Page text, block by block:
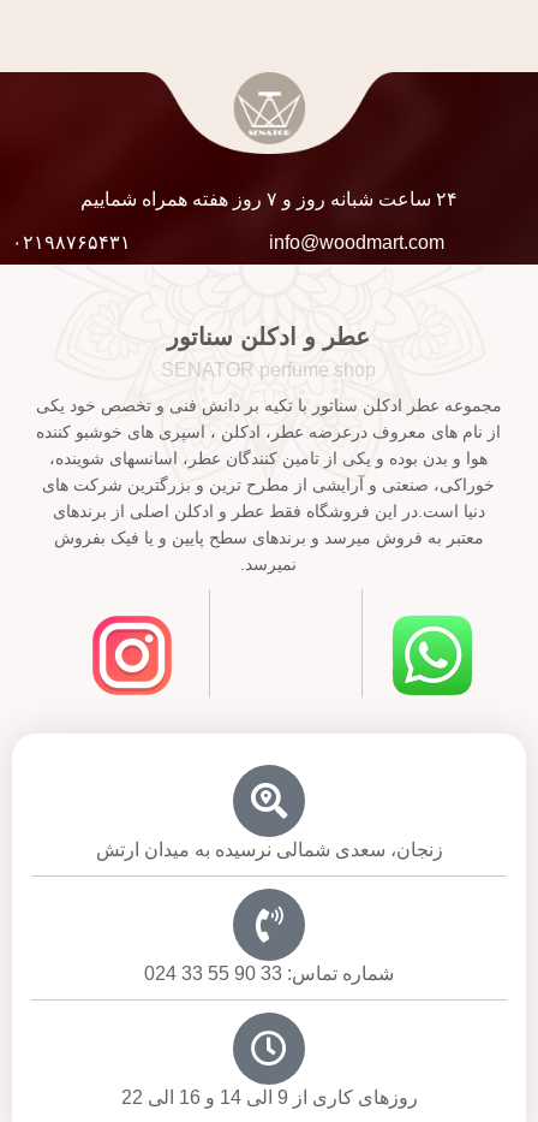
۲۴ ساعت شبانه روز و ۷ روز هفته همراه شماییم
info@woodmart.com ۰۲۱۹۸۷۶۵۴۳۱
عطر و ادکلن سناتور
SENATOR perfume shop
مجموعه عطر ادکلن سناتور با تکیه بر دانش فنی و تخصص خود یکی
از نام های معروف درعرضه عطر، ادکلن ، اسپری های خوشبو کننده
هوا و بدن بوده و یکی از تامین کنندگان عطر، اسانسهای شوینده،
خوراکی، صنعتی و آرایشی از مطرح ترین و بزرگترین شرکت های
دنیا است.در این فروشگاه فقط عطر و ادکلن اصلی از برندهای
معتبر به فروش میرسد و برندهای سطح پایین و یا فیک بفروش
نمیرسد.
زنجان، سعدی شمالی نرسیده به میدان ارتش
شماره تماس: 33 90 55 33 024
روزهای کاری از 9 الی 14 و 16 الی 22